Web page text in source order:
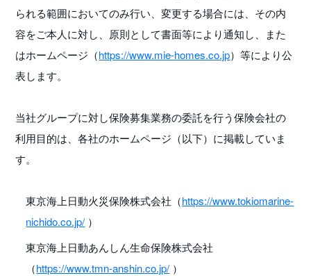
られる範囲においてのみ行い、変更する場合には、その内
容をご本人に対し、原則として書面等により通知し、また
はホームページ（https://www.mie-homes.co.jp）等により公
表します。
当社グループに対し保険募集業務の委託を行う保険会社の
利用目的は、各社のホームページ（以下）に掲載していま
す。
東京海上日動火災保険株式会社（https://www.tokiomarine-
nichido.co.jp/）
東京海上日動あんしん生命保険株式会社
（https://www.tmn-anshin.co.jp/）